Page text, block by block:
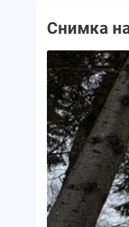
Снимка